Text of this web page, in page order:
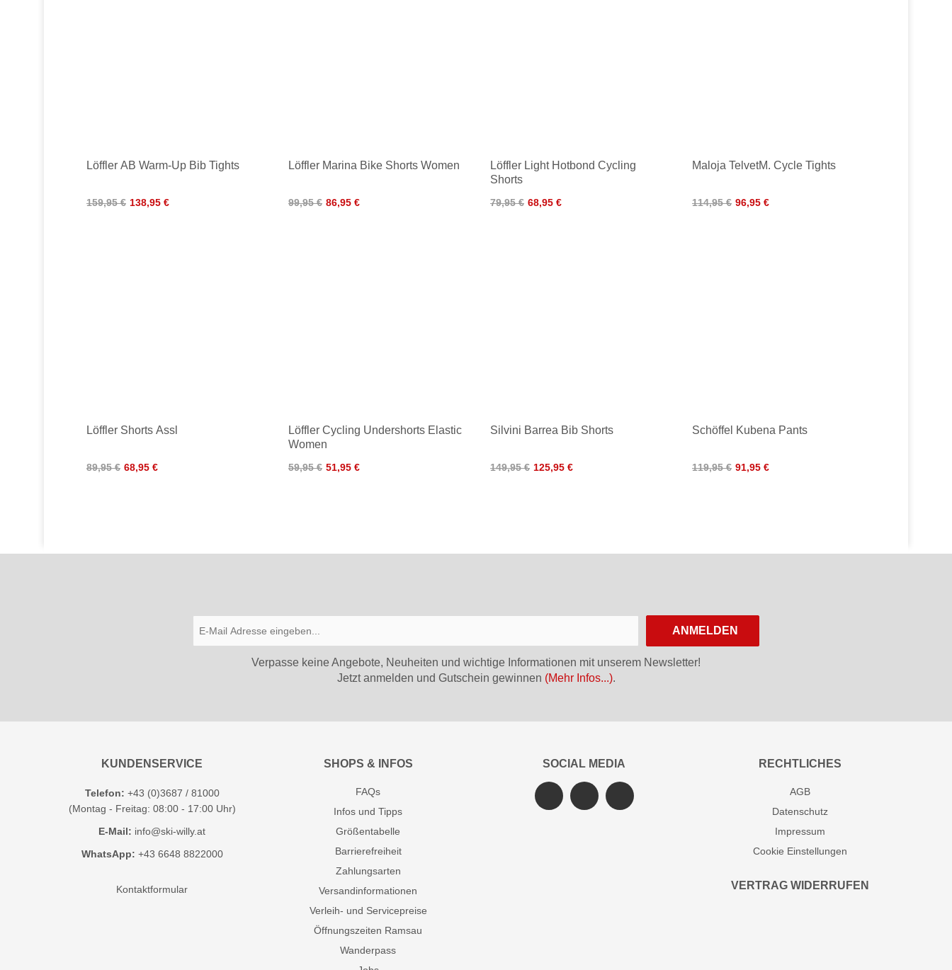
Löffler AB Warm-Up Bib Tights
159,95 € 138,95 €
Löffler Marina Bike Shorts Women
99,95 € 86,95 €
Löffler Light Hotbond Cycling
Shorts
79,95 € 68,95 €
Maloja TelvetM. Cycle Tights
114,95 € 96,95 €
Löffler Shorts Assl
89,95 € 68,95 €
Löffler Cycling Undershorts Elastic
Women
59,95 € 51,95 €
Silvini Barrea Bib Shorts
149,95 € 125,95 €
Schöffel Kubena Pants
119,95 € 91,95 €
ANMELDEN
Verpasse keine Angebote, Neuheiten und wichtige Informationen mit unserem Newsletter!
Jetzt anmelden und Gutschein gewinnen (Mehr Infos...).
KUNDENSERVICE
Telefon: +43 (0)3687 / 81000
(Montag - Freitag: 08:00 - 17:00 Uhr)
E-Mail: info@ski-willy.at
WhatsApp: +43 6648 8822000
Kontaktformular
SHOPS & INFOS
FAQs
Infos und Tipps
Größentabelle
Barrierefreiheit
Zahlungsarten
Versandinformationen
Verleih- und Servicepreise
Öffnungszeiten Ramsau
Wanderpass
SOCIAL MEDIA RECHTLICHES
AGB
Datenschutz
Impressum
Cookie Einstellungen
VERTRAG WIDERRUFEN